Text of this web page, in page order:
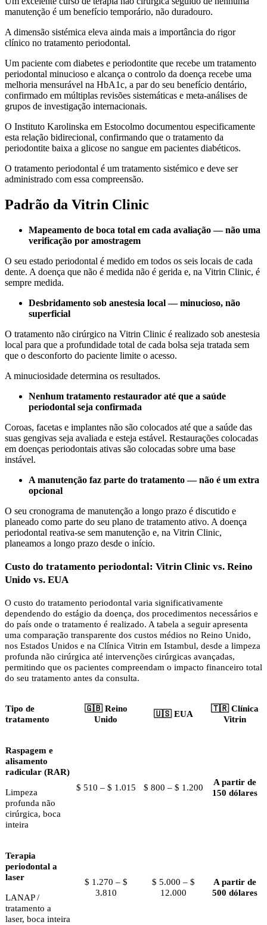
manutenção é um benefício temporário, não duradouro.
A dimensão sistémica eleva ainda mais a importância do rigor
clínico no tratamento periodontal.
Um paciente com diabetes e periodontite que recebe um tratamento
periodontal minucioso e alcança o controlo da doença recebe uma
melhoria mensurável na HbA1c, a par do seu benefício dentário,
confirmado em múltiplas revisões sistemáticas e meta-análises de
grupos de investigação internacionais.
O Instituto Karolinska em Estocolmo documentou especificamente
esta relação bidirecional, confirmando que o tratamento da
periodontite baixa a glicose no sangue em pacientes diabéticos.
O tratamento periodontal é um tratamento sistémico e deve ser
administrado com essa compreensão.
Padrão da Vitrin Clinic
Mapeamento de boca total em cada avaliação — não uma
verificação por amostragem
O seu estado periodontal é medido em todos os seis locais de cada
dente. A doença que não é medida não é gerida e, na Vitrin Clinic, é
sempre medida.
Desbridamento sob anestesia local — minucioso, não
superficial
O tratamento não cirúrgico na Vitrin Clinic é realizado sob anestesia
local para que a profundidade total de cada bolsa seja tratada sem
que o desconforto do paciente limite o acesso.
A minuciosidade determina os resultados.
Nenhum tratamento restaurador até que a saúde
periodontal seja confirmada
Coroas, facetas e implantes não são colocados até que a saúde das
suas gengivas seja avaliada e esteja estável. Restaurações colocadas
em doenças periodontais ativas são colocadas sobre uma base
instável.
A manutenção faz parte do tratamento — não é um extra
opcional
O seu cronograma de manutenção a longo prazo é discutido e
planeado como parte do seu plano de tratamento ativo. A doença
periodontal reativa-se sem manutenção e, na Vitrin Clinic,
planeamos a longo prazo desde o início.
Custo do tratamento periodontal: Vitrin Clinic vs. Reino
Unido vs. EUA
O custo do tratamento periodontal varia significativamente
dependendo do estágio da doença, dos procedimentos necessários e
do país onde o tratamento é realizado. A tabela a seguir apresenta
uma comparação transparente dos custos médios no Reino Unido,
nos Estados Unidos e na Clínica Vitrin em Istambul, desde a limpeza
profunda não cirúrgica até intervenções cirúrgicas avançadas,
permitindo que os pacientes compreendam o impacto financeiro total
do seu tratamento antes da consulta.
Tipo de
tratamento
🇬🇧 Reino
Unido
🇺🇸 EUA
🇹🇷 Clínica
Vitrin
Raspagem e
alisamento
radicular (RAR)
Limpeza
profunda não
cirúrgica, boca
inteira
$ 510 – $ 1.015 $ 800 – $ 1.200
A partir de
150 dólares
Terapia
periodontal a
laser
LANAP /
tratamento a
laser, boca inteira
$ 1.270 – $
3.810
$ 5.000 – $
12.000
A partir de
500 dólares